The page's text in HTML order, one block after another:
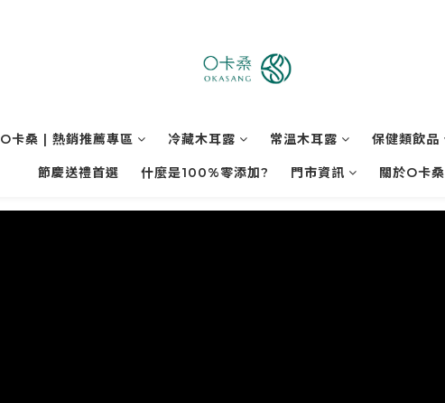
O卡桑 | 熱銷推薦專區 冷藏木耳露 常溫木耳露 保健類飲品
節慶送禮首選 什麼是100%零添加? 門市資訊 關於O卡桑